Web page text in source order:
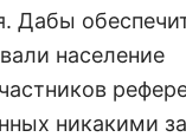
Дабы
население
никакими